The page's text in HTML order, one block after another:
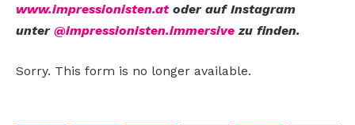
www.impressionisten.at oder auf Instagram
unter @impressionisten.immersive zu finden.
Sorry. This form is no longer available.